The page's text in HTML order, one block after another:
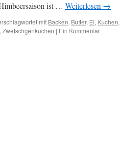
ist … Weiterlesen →
mit Backen, Butter, Ei, Kuchen,
, Zwetschgenkuchen | Ein Kommentar